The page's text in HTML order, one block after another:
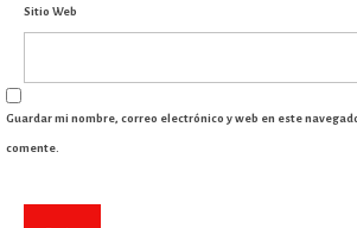
Sitio Web
Guardar mi nombre, correo electrónico y web en este
comente.